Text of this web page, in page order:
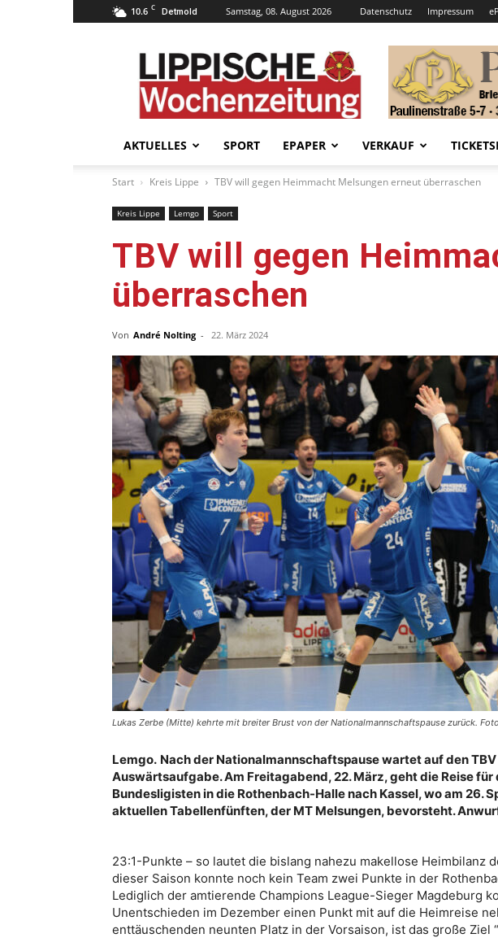
10.6 C Detmold Samstag, 08. August 2026 Datenschutz Impressum
Lippische
Wochenzeitung
–
LWZ24.de
AKTUELLES SPORT EPAPER VERKAUF
Start Kreis Lippe TBV will gegen Heimmacht Melsungen erneut überraschen
Kreis Lippe Lemgo Sport
TBV will gegen
überraschen
Von André Nolting - 22. März 2024
Lukas Zerbe (Mitte) kehrte mit breiter Brust von der Nationalmannschaftspause zurück.
Lemgo. Nach der Nationalmannschaftspause wartet auf den
Auswärtsaufgabe. Am Freitagabend, 22. März, geht die Reise
Bundesligisten in die Rothenbach-Halle nach Kassel, wo am 26.
aktuellen Tabellenfünften, der MT Melsungen, bevorsteht.
23:1-Punkte – so lautet die bislang nahezu makellose Heimbilanz
dieser Saison konnte noch kein Team zwei Punkte in der
Lediglich der amtierende Champions League-Sieger Magdeburg
Unentschieden im Dezember einen Punkt mit auf die Heimreise
enttäuschenden neunten Platz in der Vorsaison, ist das große Ziel